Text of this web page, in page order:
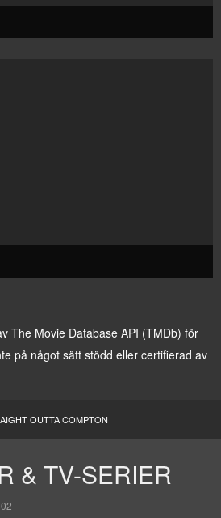
The Movie Database API (TMDb) för
på något sätt stödd eller certifierad av
OUTTA COMPTON
& TV-SERIER